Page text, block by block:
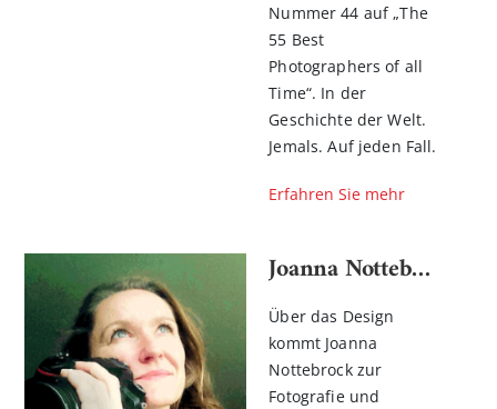
Nummer 44 auf „The
55 Best
Photographers of all
Time“. In der
Geschichte der Welt.
Jemals. Auf jeden Fall.
Erfahren Sie mehr
Joanna Nottebrock
Über das Design
kommt Joanna
Nottebrock zur
Fotografie und